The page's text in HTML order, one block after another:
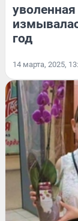
год
14 марта, 2025,